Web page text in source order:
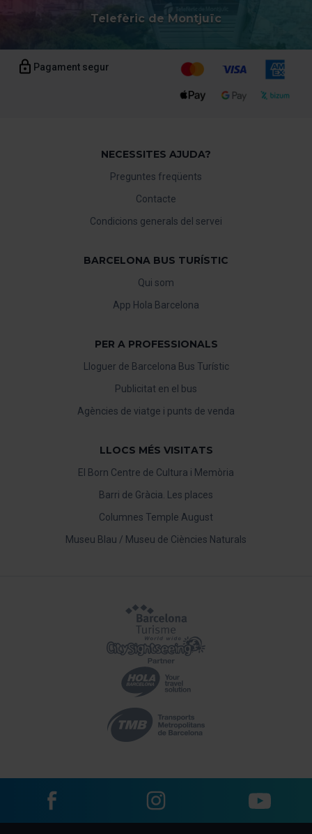
Telefèric de Montjuïc
Pagament segur
NECESSITES AJUDA?
Preguntes freqüents
Contacte
Condicions generals del servei
BARCELONA BUS TURÍSTIC
Qui som
App Hola Barcelona
PER A PROFESSIONALS
Lloguer de Barcelona Bus Turístic
Publicitat en el bus
Agències de viatge i punts de venda
LLOCS MÉS VISITATS
El Born Centre de Cultura i Memòria
Barri de Gràcia. Les places
Columnes Temple August
Museu Blau / Museu de Ciències Naturals